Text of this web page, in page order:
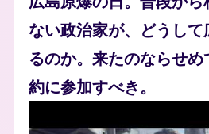
ない政治家が、どうし
るのか。来たのならせ
約に参加すべき。